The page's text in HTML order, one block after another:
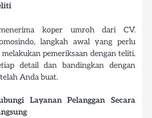
koper umroh dari CV.
langkah awal yang perlu
pemeriksaan dengan teliti.
detail dan bandingkan dengan
Anda buat.
Layanan Pelanggan Secara